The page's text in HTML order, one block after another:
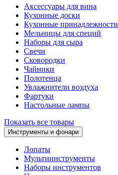
Аксессуары для вина
Кухонные доски
Кухонные принадлежности
Мельницы для специй
Наборы для сыра
Свечи
Сковородки
Чайники
Полотенца
Увлажнители воздуха
Фартуки
Настольные лампы
Показать все товары
Инструменты и фонари
Лопаты
Мультиинструменты
Наборы инструментов